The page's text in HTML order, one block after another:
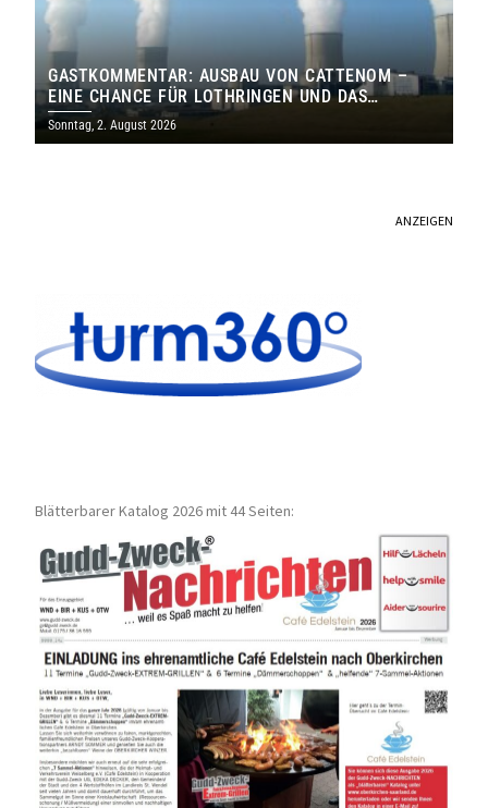
GASTKOMMENTAR: AUSBAU VON CATTENOM –
EINE CHANCE FÜR LOTHRINGEN UND DAS
SAARLAND
Sonntag, 2. August 2026
ANZEIGEN
Blätterbarer Katalog 2026 mit 44 Seiten: